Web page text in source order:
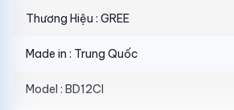
Thương Hiệu : GREE
Made in : Trung Quốc
Model : BD12CI